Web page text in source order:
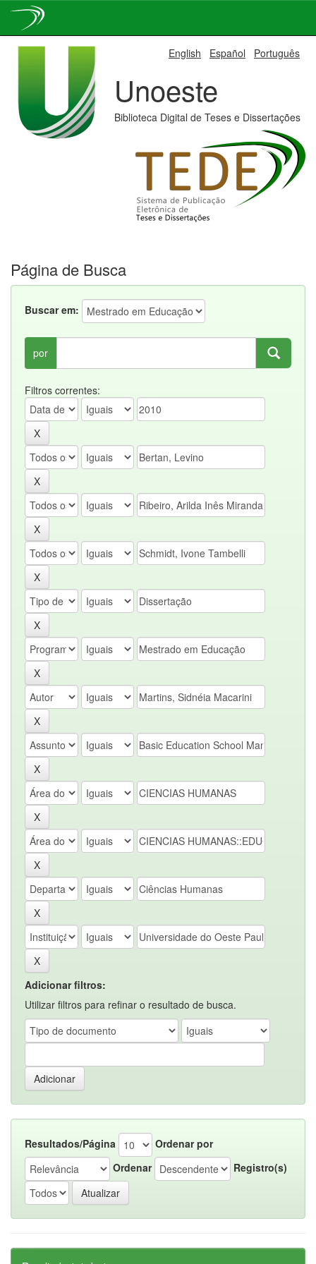
English Español Português
Unoeste
Biblioteca Digital de Teses e Dissertações
Página de Busca
Buscar em:
por
Filtros correntes:
Adicionar filtros:
Utilizar filtros para refinar o resultado de busca.
Resultados/Página
Ordenar por
Ordenar
Registro(s)